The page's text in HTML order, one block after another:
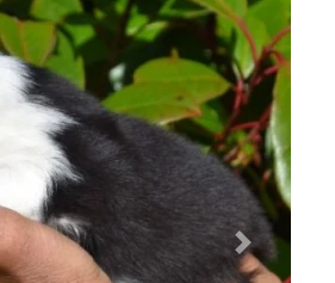
Next